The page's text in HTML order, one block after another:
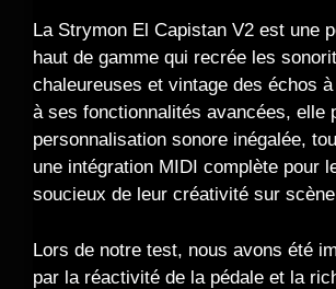
La Strymon El Capistan V2 est une
haut de gamme qui recrée les
chaleureuses et vintage des échos
à ses fonctionnalités avancées, elle
personnalisation sonore inégalée,
une intégration MIDI complète pour
soucieux de leur créativité sur
Lors de notre test, nous avons été
par la réactivité de la pédale et la